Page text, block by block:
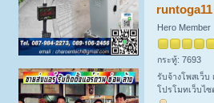
runtoga11
Hero Member
กระทู้: 7693
รับจ้างโพสเว็บ
โปรโมทเว็บไ